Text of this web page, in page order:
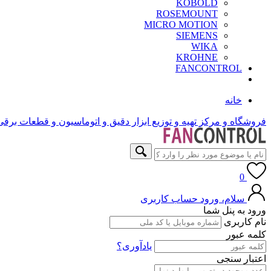
KOBOLD
ROSEMOUNT
MICRO MOTION
SIEMENS
WIKA
KROHNE
FANCONTROL
خانه
فروشگاه و مرکز تهیه و توزیع ابزار دقیق و اتوماسیون و قطعات
0
سلام، ورود حساب کاربری
ورود به پنل شما
نام کاربری
کلمه عبور
یادآوری؟
اعتبار سنجی